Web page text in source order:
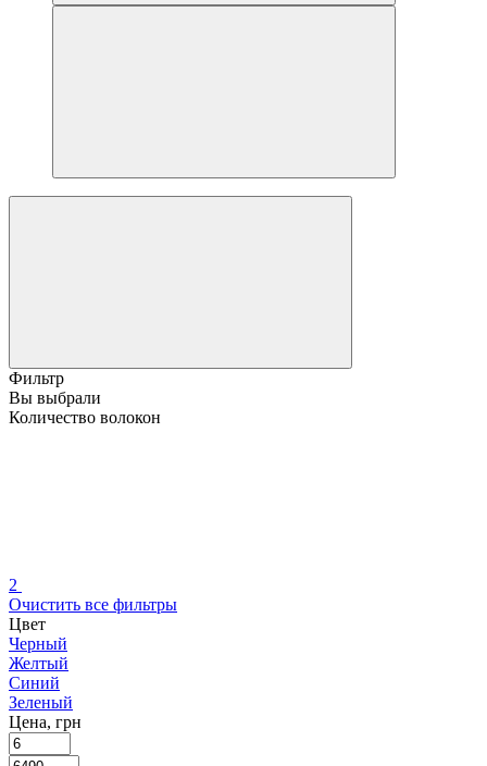
Фильтр
Вы выбрали
Количество волокон
2
Очистить все фильтры
Цвет
Черный
Желтый
Синий
Зеленый
Цена, грн